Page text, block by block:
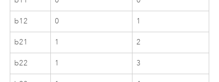
b12 0 1
b21 1 2
b22 1 3